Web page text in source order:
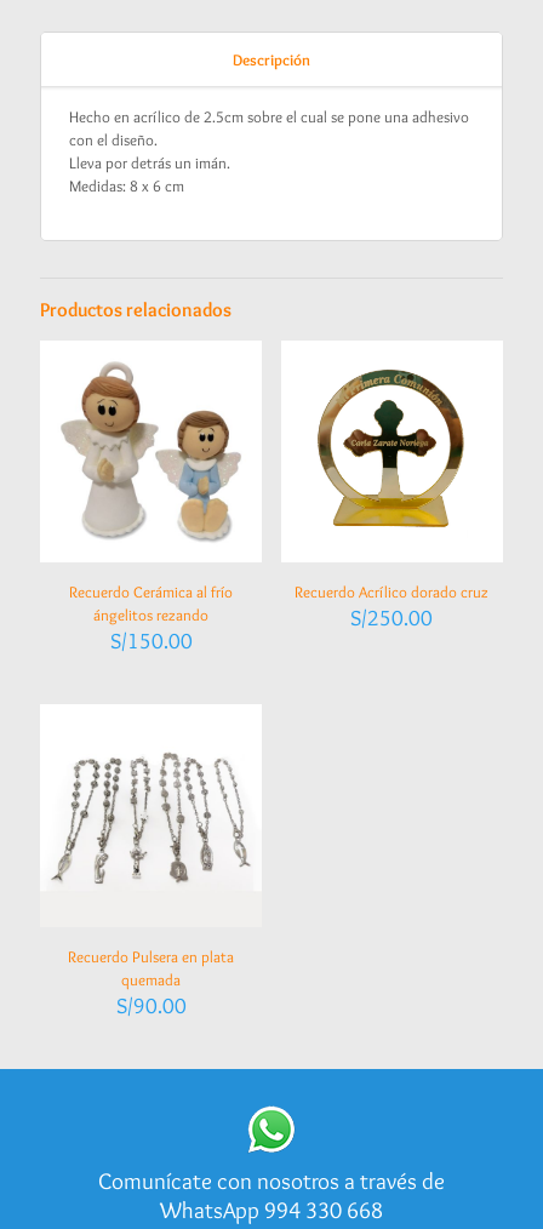
Descripción
Hecho en acrílico de 2.5cm sobre el cual se pone una adhesivo
con el diseño.
Lleva por detrás un imán.
Medidas: 8 x 6 cm
Productos relacionados
Recuerdo Cerámica al frío
ángelitos rezando
S/150.00
Recuerdo Acrílico dorado cruz
S/250.00
Recuerdo Pulsera en plata
quemada
S/90.00
Comunícate con nosotros a través de
WhatsApp 994 330 668